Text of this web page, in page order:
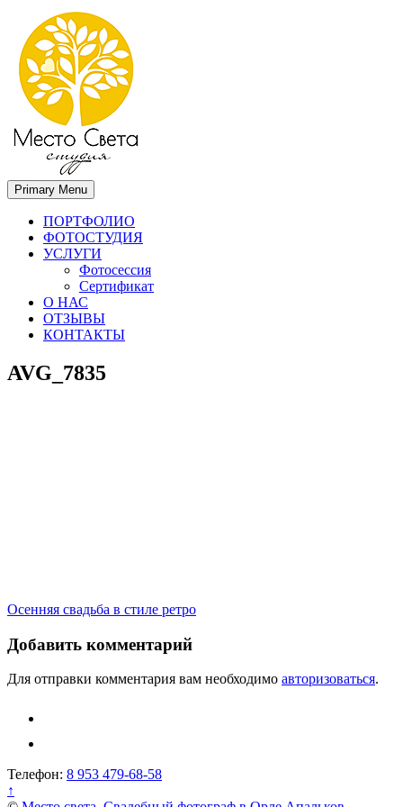
Место света. Свадебный фотограф в Орле Апальков Вячеслав
Свадебный фотограф в Орле
Primary Menu
ПОРТФОЛИО
ФОТОСТУДИЯ
УСЛУГИ
Фотосессия
Сертификат
О НАС
ОТЗЫВЫ
КОНТАКТЫ
AVG_7835
Навигация
по
записям
Осенняя свадьба в стиле ретро
Добавить комментарий
Для отправки комментария вам необходимо авторизоваться.
Телефон: 8 953 479-68-58
↑